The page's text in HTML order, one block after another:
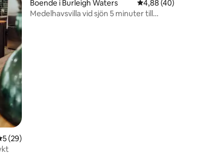
av 5 i genomsnittligt betyg, 29 omdömen
5 (29)
Boende i Burleigh Waters 4,88 av 5 i
4,88 (40)
Medelhavsvilla vid sjön 5 minuter till